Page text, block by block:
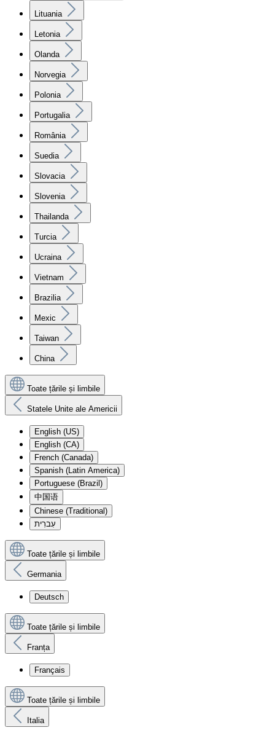
Lituania
Letonia
Olanda
Norvegia
Polonia
Portugalia
România
Suedia
Slovacia
Slovenia
Thailanda
Turcia
Ucraina
Vietnam
Brazilia
Mexic
Taiwan
China
Toate țările și limbile
Statele Unite ale Americii
English (US)
English (CA)
French (Canada)
Spanish (Latin America)
Portuguese (Brazil)
中国语
Chinese (Traditional)
עִברִית
Toate țările și limbile
Germania
Deutsch
Toate țările și limbile
Franța
Français
Toate țările și limbile
Italia